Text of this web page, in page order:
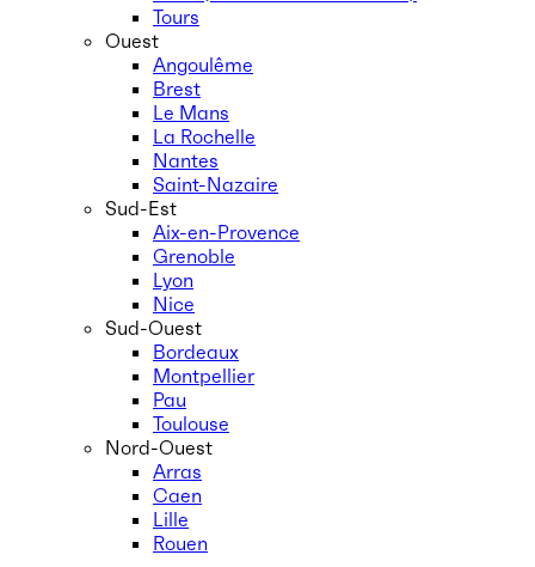
Tours
Ouest
Angoulême
Brest
Le Mans
La Rochelle
Nantes
Saint-Nazaire
Sud-Est
Aix-en-Provence
Grenoble
Lyon
Nice
Sud-Ouest
Bordeaux
Montpellier
Pau
Toulouse
Nord-Ouest
Arras
Caen
Lille
Rouen